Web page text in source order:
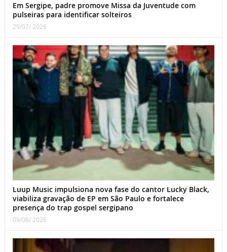
Em Sergipe, padre promove Missa da Juventude com
pulseiras para identificar solteiros
29/07/ 2026
Luup Music impulsiona nova fase do cantor Lucky Black,
viabiliza gravação de EP em São Paulo e fortalece
presença do trap gospel sergipano
09/06/ 2026